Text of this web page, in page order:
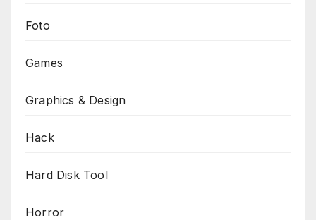
Foto
Games
Graphics & Design
Hack
Hard Disk Tool
Horror